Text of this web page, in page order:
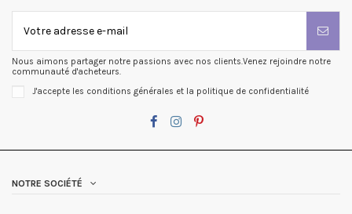
Nous aimons partager notre passions avec nos clients.Venez rejoindre notre
communauté d'acheteurs.
J'accepte les conditions générales et la politique de confidentialité
NOTRE SOCIÉTÉ